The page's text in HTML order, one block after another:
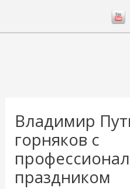
Владимир
горняков с
праздником
записям